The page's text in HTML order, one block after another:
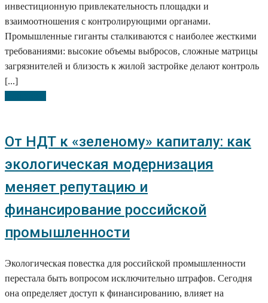
инвестиционную привлекательность площадки и
взаимоотношения с контролирующими органами.
Промышленные гиганты сталкиваются с наиболее жесткими
требованиями: высокие объемы выбросов, сложные матрицы
загрязнителей и близость к жилой застройке делают контроль
[...]
От НДТ к «зеленому» капиталу: как
экологическая модернизация
меняет репутацию и
финансирование российской
промышленности
Экологическая повестка для российской промышленности
перестала быть вопросом исключительно штрафов. Сегодня
она определяет доступ к финансированию, влияет на